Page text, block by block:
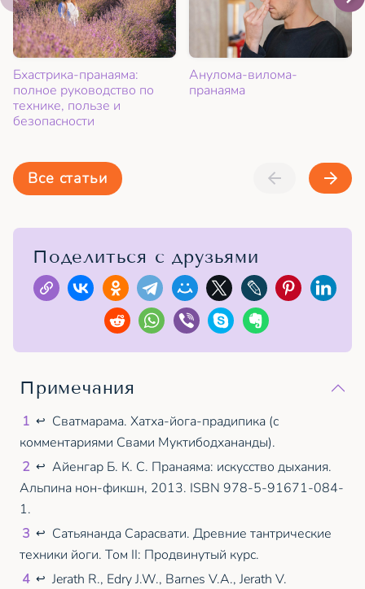
Бхастрика-пранаяма:
полное руководство по
технике, пользе и
безопасности
Анулома-вилома-
пранаяма
Все статьи
Поделиться с друзьями
Примечания
1 ↩ Сватмарама. Хатха-йога-прадипика (с
комментариями Свами Муктибодхананды).
2 ↩ Айенгар Б. К. С. Пранаяма: искусство дыхания.
Альпина нон-фикшн, 2013. ISBN 978-5-91671-084-
1.
3 ↩ Сатьянанда Сарасвати. Древние тантрические
техники йоги. Том II: Продвинутый курс.
4 ↩ Jerath R., Edry J.W., Barnes V.A., Jerath V.